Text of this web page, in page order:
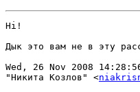
Hi!
Дык это вам не в эту
Wed, 26 Nov 2008
"Никита Козлов" <